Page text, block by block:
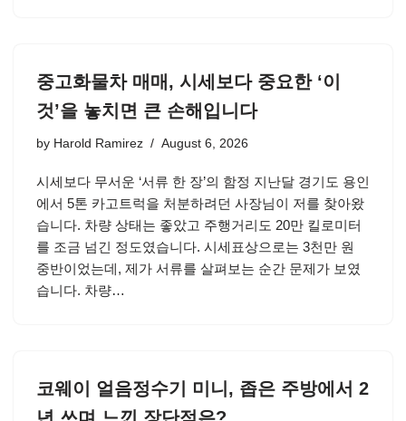
중고화물차 매매, 시세보다 중요한 ‘이
것’을 놓치면 큰 손해입니다
by Harold Ramirez August 6, 2026
시세보다 무서운 ‘서류 한 장’의 함정 지난달 경기도 용인
에서 5톤 카고트럭을 처분하려던 사장님이 저를 찾아왔
습니다. 차량 상태는 좋았고 주행거리도 20만 킬로미터
를 조금 넘긴 정도였습니다. 시세표상으로는 3천만 원
중반이었는데, 제가 서류를 살펴보는 순간 문제가 보였
습니다. 차량…
코웨이 얼음정수기 미니, 좁은 주방에서 2